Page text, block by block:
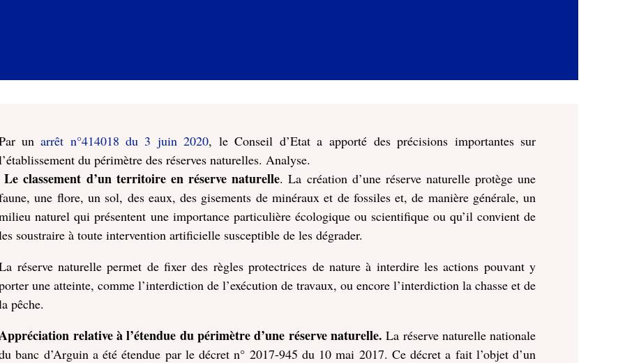
unarrêt n°414018 du 3 juin 2020, le Conseil d’Etat a apporté des précisions importantes sur
du périmètre des réserves naturelles. Analyse.
Le classement d’un territoire en réserve naturelle. La création d’une réserve naturelle protège une
une flore, un sol, des eaux, des gisements de minéraux et de fossiles et, de manière générale, un
naturel qui présentent une importance particulière écologique ou scientifique ou qu’il convient de
soustraire à toute intervention artificielle susceptible de les dégrader.
réserve naturelle permet de fixer des règles protectrices de nature à interdire les actions pouvant y
une atteinte, comme l’interdiction de l’exécution de travaux, ou encore l’interdiction la chasse et de
pêche.
relative à l’étendue du périmètre d’une réserve naturelle. La réserve naturelle nationale
banc d’Arguin a été étendue par le décret n° 2017-945 du 10 mai 2017. Ce décret a fait l’objet d’un